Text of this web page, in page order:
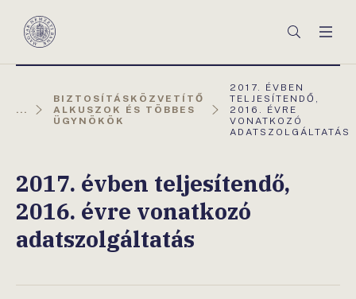
Magyar
Keresés
...
BIZTOSÍTÁSKÖZVETÍTŐ
ALKUSZOK ÉS TÖBBES
ÜGYNÖKÖK
AKTUÁLIS
OLDAL:
2017. ÉVBEN
TELJESÍTENDŐ,
2016. ÉVRE
VONATKOZÓ
ADATSZOLGÁLTATÁS
2017. évben teljesítendő,
2016. évre vonatkozó
adatszolgáltatás